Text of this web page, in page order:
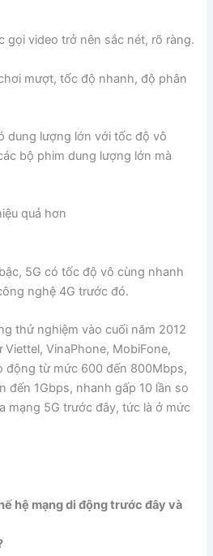
gọi video trở nên sắc nét, rõ ràng.
mượt, tốc độ nhanh, độ phân
dung lượng lớn với tốc độ vô
bộ phim dung lượng lớn mà
quả hơn
5G có tốc độ vô cùng nhanh
nghệ 4G trước đó.
thử nghiệm vào cuối năm 2012
VinaPhone, MobiFone,
động từ mức 600 đến 800Mbps,
đến 1Gbps, nhanh gấp 10 lần so
mạng 5G trước đây, tức là ở mức
hệ mạng di động trước đây và